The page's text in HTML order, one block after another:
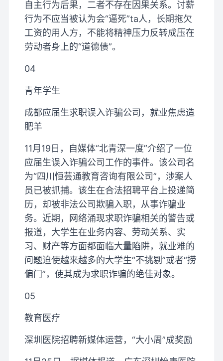
自主行为后果，二者不存在因果关系。讨薪
行为不应当被认为会“逼死”ta人，长期拖欠
工资的用人方，不能将精神压力反转成压在
劳动者身上的“道德债”。
04
青年学生
成都应届生求职误入诈骗公司，就业焦虑造
肥羊
11月19日，自媒体“北青深一度”介绍了一位
应届生误入诈骗公司工作的事件。该公司名
为“四川恒芸通教育咨询有限公司”，涉案人
员已被抓捕。该生在合法招聘平台上投递简
历，却被非法公司欺骗入职，从事诈骗业
务。近期，网络涌现求职诈骗相关的警告或
报道，大学生在业务内容、劳动关系、实
习、财产等方面都面临大量陷阱，就业难的
问题迫使越来越多的大学生“不挑剔”或者“捞
偏门”，使其成为求职诈骗的绝佳对象。
05
教育医疗
深圳医院招聘新媒体运营，“大小周”成奖励